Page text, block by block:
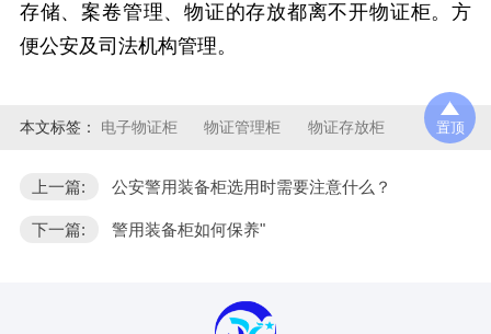
存储、案卷管理、物证的存放都离不开物证柜。方
便公安及司法机构管理。
本文标签： 电子物证柜 物证管理柜 物证存放柜
上一篇: 公安警用装备柜选用时需要注意什么？
下一篇: 警用装备柜如何保养"
置顶